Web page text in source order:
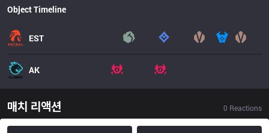
Object Timeline
EST
AK
매치 리액션 0 Reactions